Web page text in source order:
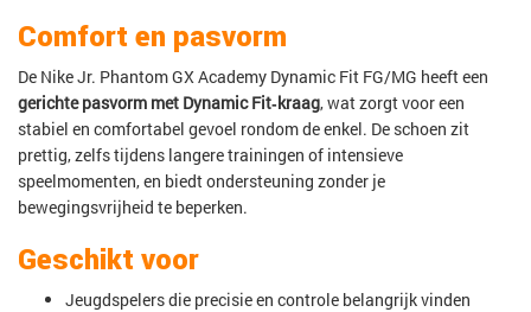
Comfort en pasvorm
De Nike Jr. Phantom GX Academy Dynamic Fit FG/MG heeft een
gerichte pasvorm met Dynamic Fit‑kraag, wat zorgt voor een
stabiel en comfortabel gevoel rondom de enkel. De schoen zit
prettig, zelfs tijdens langere trainingen of intensieve
speelmomenten, en biedt ondersteuning zonder je
bewegingsvrijheid te beperken.
Geschikt voor
Jeugdspelers die precisie en controle belangrijk vinden